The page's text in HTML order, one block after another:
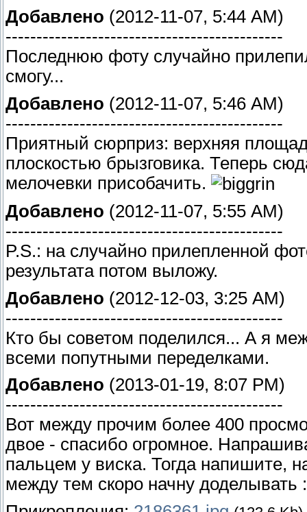
Добавлено (2012-11-07, 5:44 AM)
---------------------------------------------
Последнюю фоту случайно
смогу...
Добавлено (2012-11-07, 5:46 AM)
---------------------------------------------
Приятный сюрприз: верхняя
плоскостью брызговика. Теперь
мелочевки присобачить.
Добавлено (2012-11-07, 5:55 AM)
---------------------------------------------
P.S.: на случайно прилепленной
результата потом выложу.
Добавлено (2012-12-03, 3:25 AM)
---------------------------------------------
Кто бы советом поделился... А я
всеми попутными переделками.
Добавлено (2013-01-19, 8:07 PM)
---------------------------------------------
Вот между прочим более 400
двое - спасибо огромное.
пальцем у виска. Тогда напишите,
между тем скоро начну доделывать